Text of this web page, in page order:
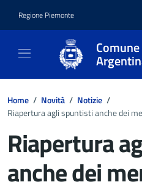
Regione Piemonte
Home / Novità / Notizie /
Riapertura agli spuntisti anche dei
Riapertura
anche dei